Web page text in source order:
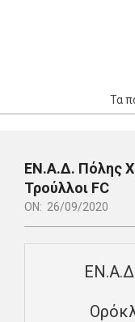
Τα
Navigation
Menu
ΕΝ.Α.Δ. Πόλης
Τρούλλοι FC
ON: 26/09/2020